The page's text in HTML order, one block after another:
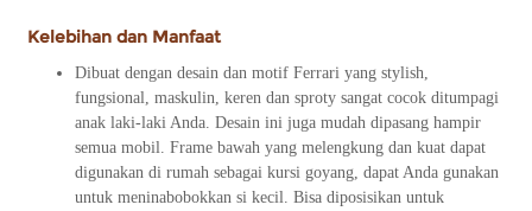
Kelebihan dan Manfaat
Dibuat dengan desain dan motif Ferrari yang stylish,
fungsional, maskulin, keren dan sproty sangat cocok ditumpagi
anak laki-laki Anda. Desain ini juga mudah dipasang hampir
semua mobil. Frame bawah yang melengkung dan kuat dapat
digunakan di rumah sebagai kursi goyang, dapat Anda gunakan
untuk meninabobokkan si kecil. Bisa diposisikan untuk